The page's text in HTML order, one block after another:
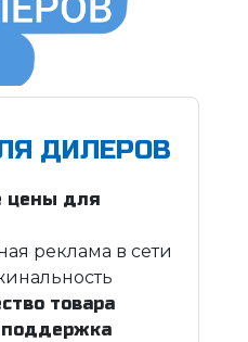
ДИЛЕРОВ
цены для
реклама в сети
товара
поддержка